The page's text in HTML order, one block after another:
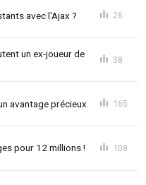
avec l'Ajax ? 26
un ex-joueur de
38
avantage précieux 165
pour 12 millions ! 108